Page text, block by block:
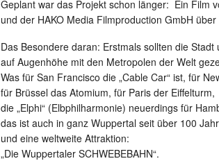
Geplant war das Projekt schon länger: Ein Film
und der HAKO Media Filmproduction GmbH
Das Besondere daran: Erstmals sollten die
auf Augenhöhe mit den Metropolen der Welt
Was für San Francisco die „Cable Car“ ist, für
für Brüssel das Atomium, für Paris der Eiffelturm,
die „Elphi“ (Elbphilharmonie) neuerdings für
das ist auch in ganz Wuppertal seit über 100
und eine weltweite Attraktion:
„Die Wuppertaler SCHWEBEBAHN“.